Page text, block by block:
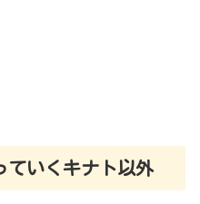
ていくキナト以外